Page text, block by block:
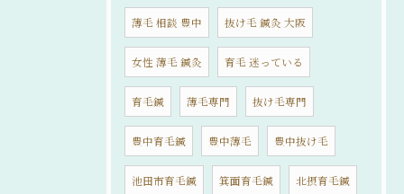
薄毛 相談 豊中 抜け毛 鍼灸 大阪
女性 薄毛 鍼灸 育毛 迷っている
育毛鍼 薄毛専門 抜け毛専門
豊中育毛鍼 豊中薄毛 豊中抜け毛
池田市育毛鍼 箕面育毛鍼 北摂育毛鍼